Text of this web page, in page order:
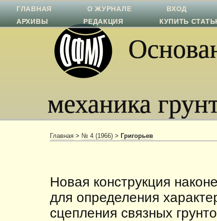
механика
ГЛАВНАЯ О ЖУРНАЛЕ
ВХОД
АРХИВЫ
РЕДАКЦИЯ КУПИТЬ
Главная > № 4 (1966) > Григорьев
Новая конструкция
для определения
сцепления связных